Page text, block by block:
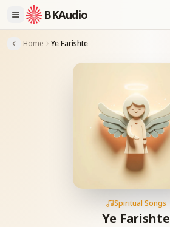
BKAudio
Home Ye Farishte
Spiritual Songs
Ye Farishte